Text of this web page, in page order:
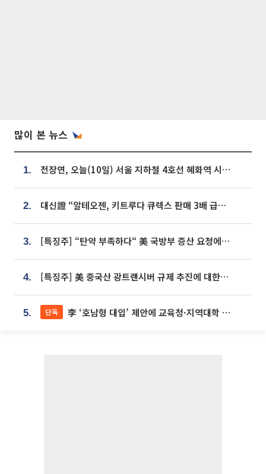
많이 본 뉴스
1. 전장연, 오늘(10일) 서울 지하철 4호선 혜화역 시위…1호선 용산역 무정차
2. 대신證 “알테오젠, 키트루다 큐렉스 판매 3배 급증…목표가 41만원 상향”
3. [특징주] “탄약 부족하다“ 美 국방부 증산 요청에⋯국내 방산주 급등세
4. [특징주] 美 중국산 광트랜시버 규제 추진에 대한광통신 등 광통신株 강세
5. 단독 李 ‘호남형 대입’ 제안에 교육청·지역대학 서·논술형 입시 연계 '착수'